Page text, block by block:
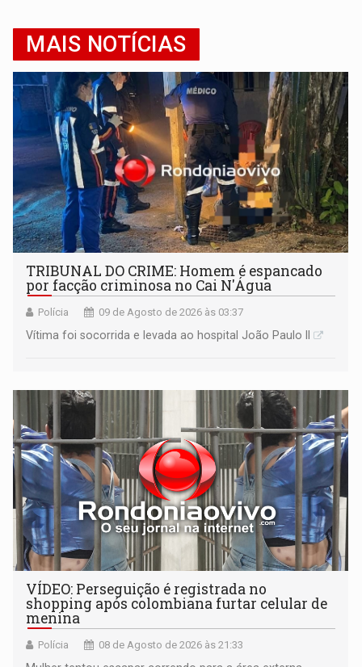
MAIS NOTÍCIAS
TRIBUNAL DO CRIME: Homem é espancado
por facção criminosa no Cai N'Água
Polícia 09 de Agosto de 2026 às 03:37
Vítima foi socorrida e levada ao hospital João Paulo II
VÍDEO: Perseguição é registrada no
shopping após colombiana furtar celular de
menina
Polícia 08 de Agosto de 2026 às 21:33